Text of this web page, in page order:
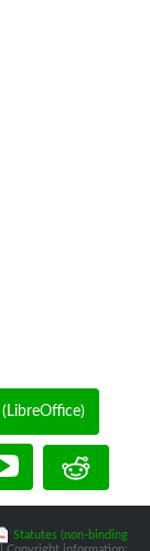
Statutes (non-binding